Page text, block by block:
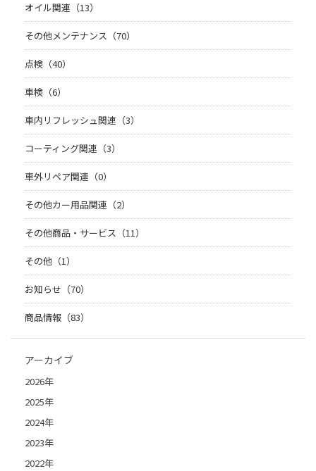
オイル関連（13）
その他メンテナンス（70）
点検（40）
車検（6）
車内リフレッシュ関連（3）
コーティング関連（3）
車外リペア関連（0）
その他カー用品関連（2）
その他商品・サービス（11）
その他（1）
お知らせ（70）
商品情報（83）
アーカイブ
2026年
2025年
2024年
2023年
2022年